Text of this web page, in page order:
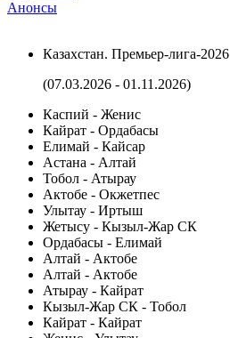
Анонсы
Казахстан. Премьер-лига-2026
(07.03.2026 - 01.11.2026)
Каспий - Женис
Кайрат - Ордабасы
Елимай - Кайсар
Астана - Алтай
Тобол - Атырау
Актобе - Окжетпес
Улытау - Иртыш
Жетысу - Кызыл-Жар СК
Ордабасы - Елимай
Алтай - Актобе
Алтай - Актобе
Атырау - Кайрат
Кызыл-Жар СК - Тобол
Кайрат - Кайрат